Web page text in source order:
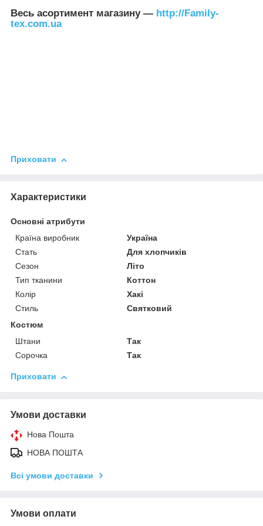
Весь асортимент магазину — http://Family-
tex.com.ua
Приховати
Характеристики
Основні атрибути
Країна виробник
Україна
Стать
Для хлопчиків
Сезон
Літо
Тип тканини
Коттон
Колір
Хакі
Стиль
Святковий
Костюм
Штани
Так
Сорочка
Так
Приховати
Умови доставки
Нова Пошта
НОВА ПОШТА
Всі умови доставки
Умови оплати